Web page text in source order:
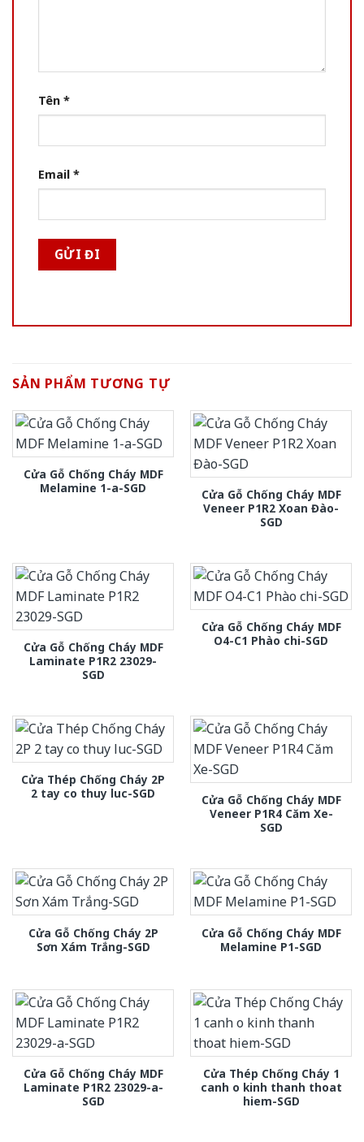
Tên *
Email *
SẢN PHẨM TƯƠNG TỰ
Cửa Gỗ Chống Cháy MDF
Melamine 1-a-SGD
Cửa Gỗ Chống Cháy MDF
Veneer P1R2 Xoan Đào-
SGD
Cửa Gỗ Chống Cháy MDF
Laminate P1R2 23029-
SGD
Cửa Gỗ Chống Cháy MDF
O4-C1 Phào chi-SGD
Cửa Thép Chống Cháy 2P
2 tay co thuy luc-SGD
Cửa Gỗ Chống Cháy MDF
Veneer P1R4 Căm Xe-
SGD
Cửa Gỗ Chống Cháy 2P
Sơn Xám Trắng-SGD
Cửa Gỗ Chống Cháy MDF
Melamine P1-SGD
Cửa Gỗ Chống Cháy MDF
Laminate P1R2 23029-a-
SGD
Cửa Thép Chống Cháy 1
canh o kinh thanh thoat
hiem-SGD